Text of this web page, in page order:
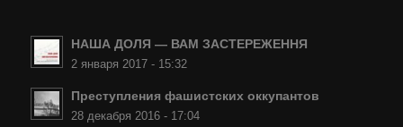
НАША ДОЛЯ — ВАМ ЗАСТЕРЕЖЕННЯ
2 января 2017 - 15:32
Преступления фашистских оккупантов
28 декабря 2016 - 17:04